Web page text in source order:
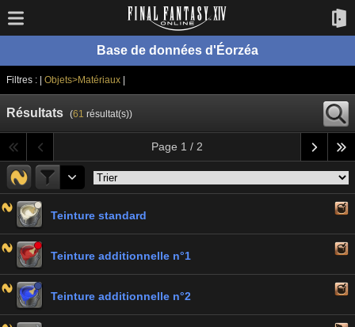
Base de données d'Éorzéa
Filtres : | Objets>Matériaux|
Résultats (61 résultat(s))
Page 1 / 2
Teinture standard
Teinture additionnelle n°1
Teinture additionnelle n°2